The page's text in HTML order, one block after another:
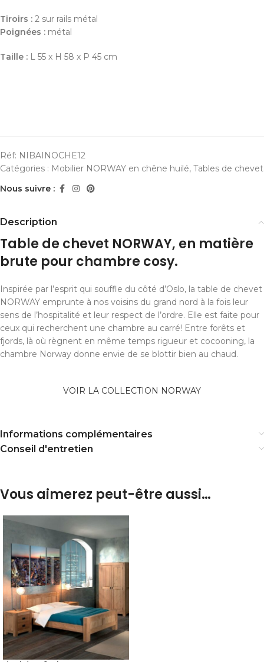
Tiroirs : 2 sur rails métal
Poignées : métal
Taille : L 55 x H 58 x P 45 cm
Réf: NIBAINOCHE12
Catégories : Mobilier NORWAY en chêne huilé, Tables de chevet
Nous suivre :
Description
Table de chevet NORWAY, en matière
brute pour chambre cosy.
Inspirée par l’esprit qui souffle du côté d’Oslo, la table de chevet
NORWAY emprunte à nos voisins du grand nord à la fois leur
sens de l’hospitalité et leur respect de l’ordre. Elle est faite pour
ceux qui recherchent une chambre au carré! Entre forêts et
fjords, là où règnent en même temps rigueur et cocooning, la
chambre Norway donne envie de se blottir bien au chaud.
VOIR LA COLLECTION NORWAY
Informations complémentaires
Conseil d'entretien
Vous aimerez peut-être aussi…